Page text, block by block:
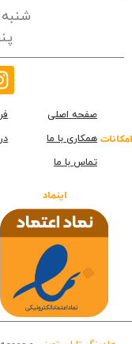
شنبه
امکانات
صفحه اصلی
همکاری با ما
تماس با ما
اینماد